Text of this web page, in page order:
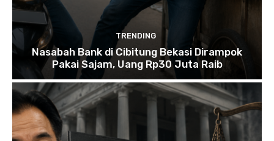
TRENDING
Nasabah Bank di Cibitung Bekasi Dirampok
Pakai Sajam, Uang Rp30 Juta Raib